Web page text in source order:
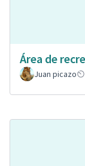
Área de
Juan picazo